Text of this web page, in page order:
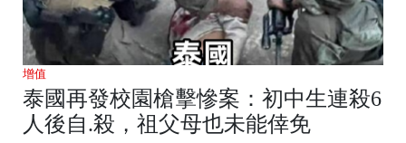
增值
泰國再發校園槍擊慘案：初中生連殺6
人後自.殺，祖父母也未能倖免